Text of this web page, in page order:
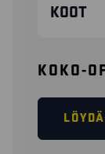
KOOT
KOKO-